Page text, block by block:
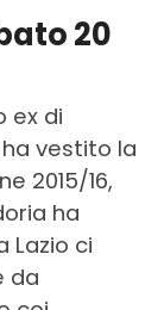
20
ex di
vestito la
2015/16,
ha
Lazio ci
da